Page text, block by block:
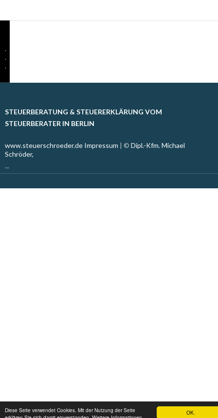
OK.
Diese Seite verwendet Cookies. Mit der Nutzung der Seite
.
.
.
STEUERBERATUNG & STEUERERKLÄRUNG VOM
STEUERBERATER IN BERLIN
www.steuerschroeder.de Impressum | © Dipl.-Kfm. Michael
Schröder,
...